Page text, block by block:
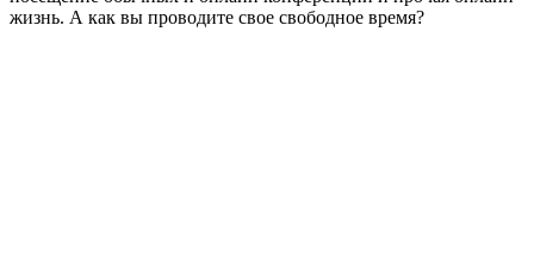
жизнь. А как вы проводите свое свободное время?